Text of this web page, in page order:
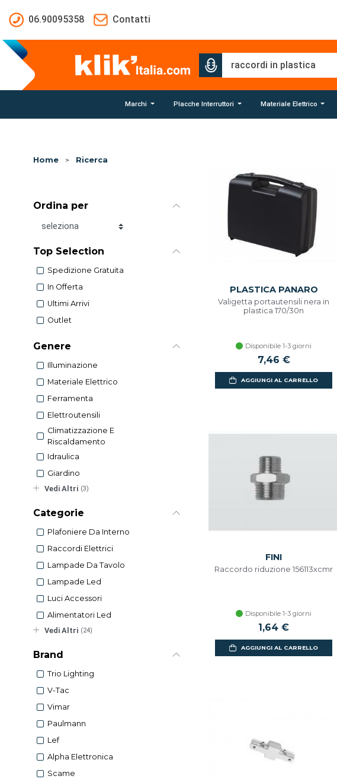
06.90095358
Contatti
Marchi Placche Interruttori Materiale Elettrico
Home > Ricerca
Ordina per
Ordina per
Top Selection
Spedizione Gratuita
In Offerta
Ultimi Arrivi
Outlet
Genere
Illuminazione
Materiale Elettrico
Ferramenta
Elettroutensili
Climatizzazione E
Riscaldamento
Idraulica
Giardino
Vedi Altri (3)
Categorie
Plafoniere Da Interno
Raccordi Elettrici
Lampade Da Tavolo
Lampade Led
Luci Accessori
Alimentatori Led
Vedi Altri (24)
Brand
Trio Lighting
V-Tac
Vimar
Paulmann
Lef
Alpha Elettronica
Scame
PLASTICA PANARO
Valigetta portautensili nera in
plastica 170/30n
Disponibile 1-3 giorni
7,46 €
AGGIUNGI AL CARRELLO
FINI
Raccordo riduzione 156113xcmr
Disponibile 1-3 giorni
1,64 €
AGGIUNGI AL CARRELLO